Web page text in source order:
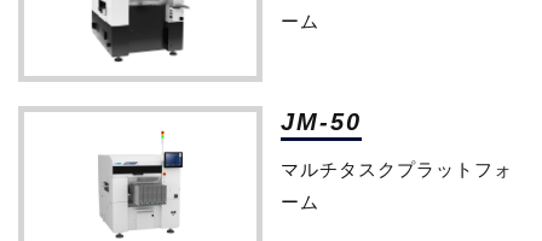
ーム
JM-50
マルチタスクプラットフォ
ーム